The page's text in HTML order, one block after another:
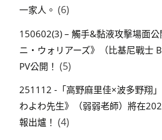
一家人。 (6)
150602(3) – 觸手&黏液攻擊場面
ニ・ウォリアーズ》（比基尼戰士
PV公開！ (5)
251112 -「高野麻里佳×波多野翔
わよわ先生》（弱弱老師）將在
報出爐！ (4)